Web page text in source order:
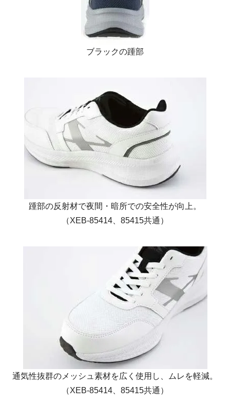
ブラックの踵部
踵部の反射材で夜間・暗所での安全性が向上。
（XEB-85414、85415共通）
通気性抜群のメッシュ素材を広く使用し、ムレを軽減。
（XEB-85414、85415共通）